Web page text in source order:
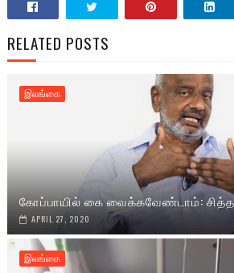
RELATED POSTS
இலங்கை
கோப்பாயில் கை வைக்கவேண்டாம்:
APRIL 27, 2020
இலங்கை